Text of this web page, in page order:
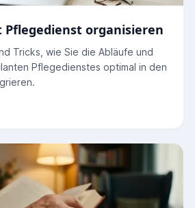
Pflegedienst organisieren
Tricks, wie Sie die Abläufe und
Pflegedienstes optimal in den